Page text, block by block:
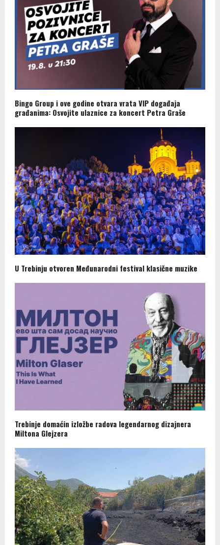
Bingo Group i ove godine otvara vrata VIP događaja
građanima: Osvojite ulaznice za koncert Petra Graše
U Trebinju otvoren Međunarodni festival klasične muzike
Trebinje domaćin izložbe radova legendarnog dizajnera
Miltona Glejzera